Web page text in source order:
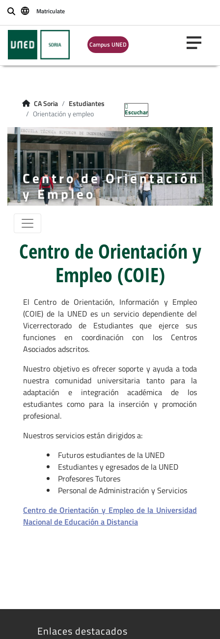
BuscarMatriculate
Campus UNED
CA Soria
Estudiantes
Orientación y empleo
Escuchar
Centro de Orientación
y Empleo
Centro de Orientación y
Empleo (COIE)
El Centro de Orientación, Información y Empleo
(COIE) de la UNED es un servicio dependiente del
Vicerrectorado de Estudiantes que ejerce sus
funciones en coordinación con los Centros
Asociados adscritos.
Nuestro objetivo es ofrecer soporte y ayuda a toda
nuestra comunidad universitaria tanto para la
adaptación e integración académica de los
estudiantes como para la inserción y promoción
profesional.
Nuestros servicios están dirigidos a:
Futuros estudiantes de la UNED
Estudiantes y egresados de la UNED
Profesores Tutores
Personal de Administración y Servicios
Centro de Orientación y Empleo de la Universidad
Nacional de Educación a Distancia
Enlaces destacados